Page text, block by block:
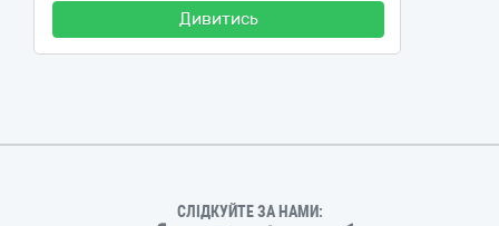
Дивитись
СЛІДКУЙТЕ ЗА НАМИ: